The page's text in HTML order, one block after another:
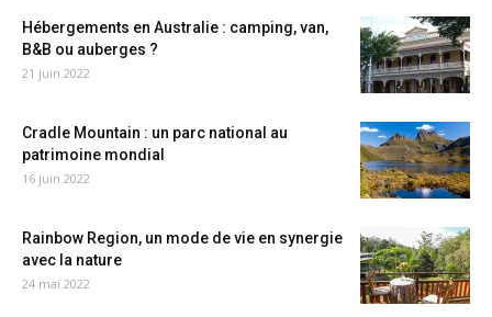
Hébergements en Australie : camping, van,
B&B ou auberges ?
21 juin 2022
Cradle Mountain : un parc national au
patrimoine mondial
16 juin 2022
Rainbow Region, un mode de vie en synergie
avec la nature
24 mai 2022